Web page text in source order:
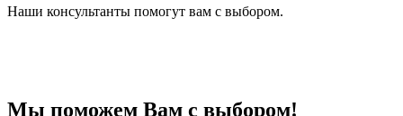
Наши консультанты помогут вам с выбором.
Мы поможем Вам с выбором!